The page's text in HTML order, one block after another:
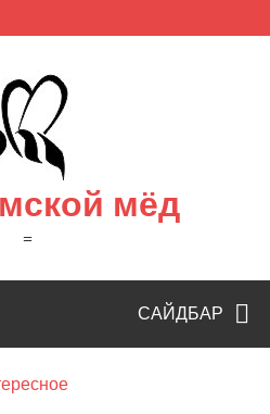
мёд
=
САЙДБАР